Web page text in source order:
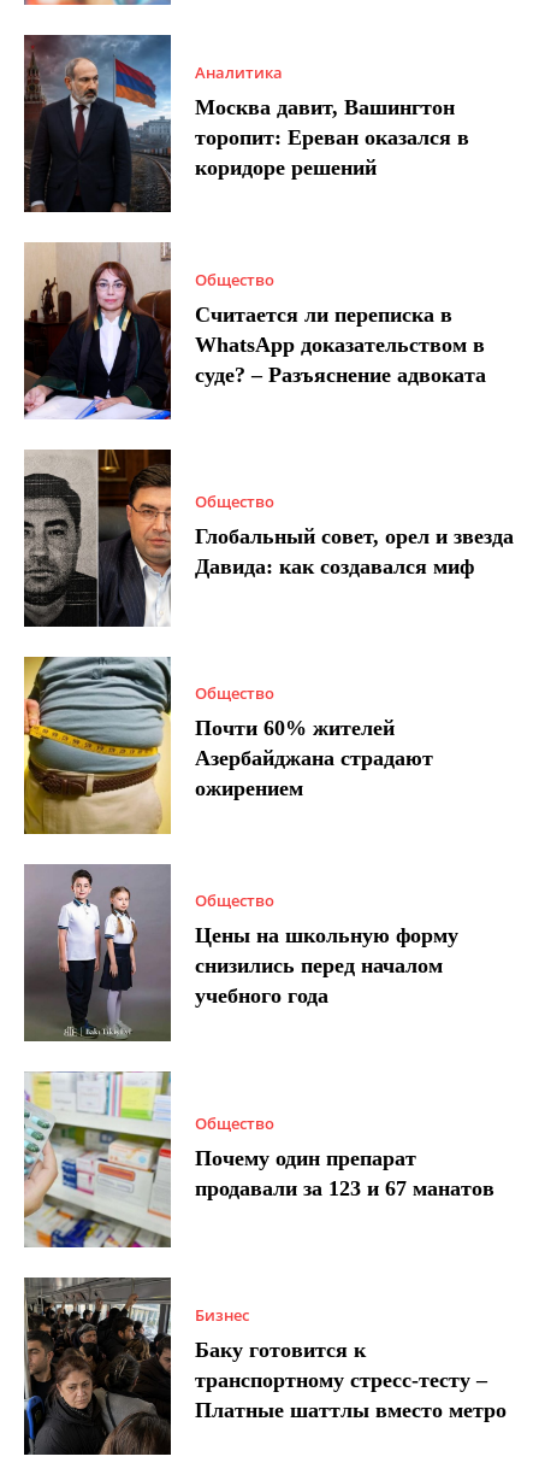
Аналитика
Москва давит, Вашингтон
торопит: Ереван оказался в
коридоре решений
Общество
Считается ли переписка в
WhatsApp доказательством в
суде? – Разъяснение адвоката
Общество
Глобальный совет, орел и звезда
Давида: как создавался миф
Общество
Почти 60% жителей
Азербайджана страдают
ожирением
Общество
Цены на школьную форму
снизились перед началом
учебного года
Общество
Почему один препарат
продавали за 123 и 67 манатов
Бизнес
Баку готовится к
транспортному стресс-тесту –
Платные шаттлы вместо метро